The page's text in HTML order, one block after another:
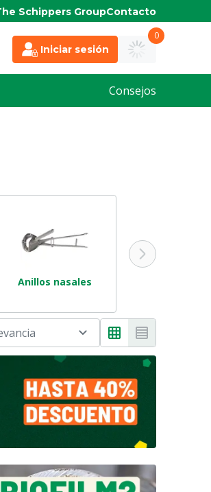
Schippers GroupContacto
Iniciar sesión
0
Consejos
Anillos nasales